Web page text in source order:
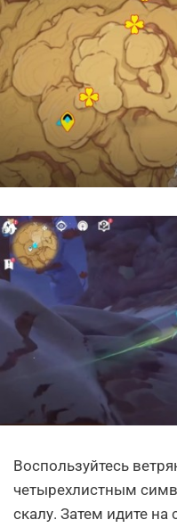
Воспользуйтесь
четырехлистным
скалу. Затем идите на